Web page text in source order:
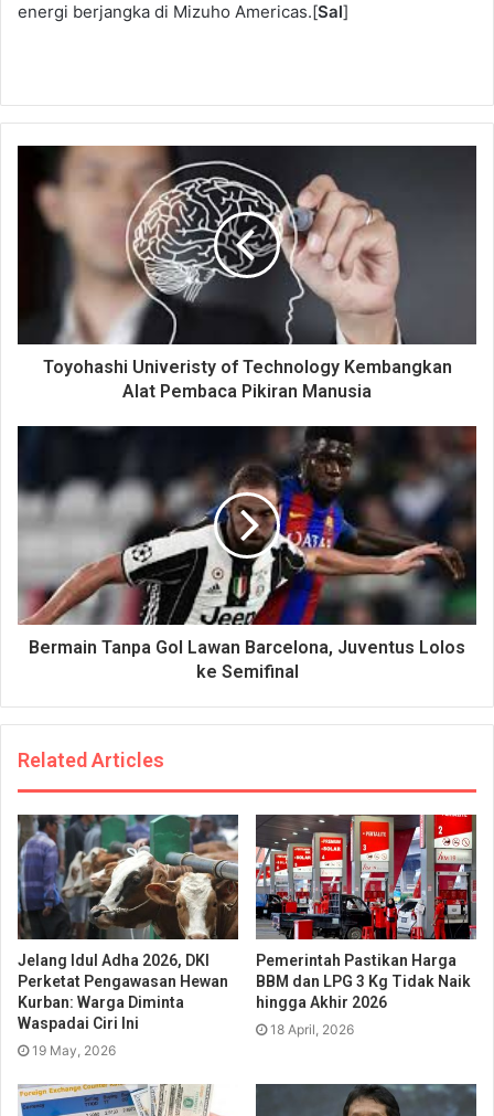
energi berjangka di Mizuho Americas.[Sal]
Toyohashi Univeristy of Technology Kembangkan
Alat Pembaca Pikiran Manusia
Bermain Tanpa Gol Lawan Barcelona, Juventus Lolos
ke Semifinal
Related Articles
Jelang Idul Adha 2026, DKI
Perketat Pengawasan Hewan
Kurban: Warga Diminta
Waspadai Ciri Ini
19 May, 2026
Pemerintah Pastikan Harga
BBM dan LPG 3 Kg Tidak Naik
hingga Akhir 2026
18 April, 2026